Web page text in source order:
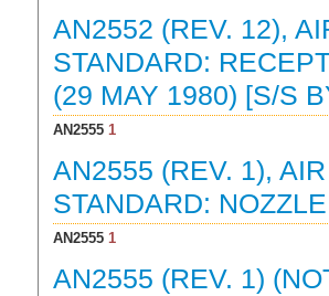
AN2552 (REV. 12),
STANDARD:
(29 MAY 1980) [S/S
AN25551
AN2555 (REV. 1),
STANDARD:
AN25551
AN2555 (REV. 1)